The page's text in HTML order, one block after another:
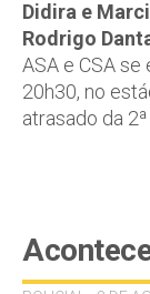
Didira e
Rodrigo
ASA e CSA
20h30, no
atrasado da